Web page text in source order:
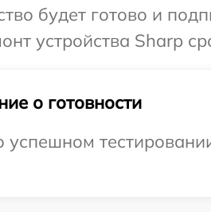
будет готово и
устройства Sharp
о готовности